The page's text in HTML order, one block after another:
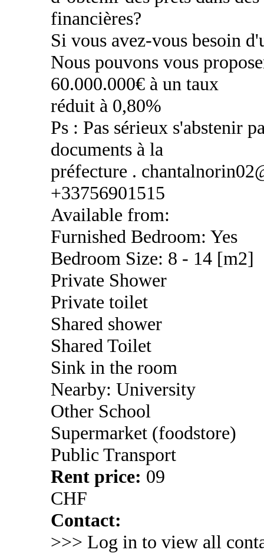
financières?
Si vous avez-vous besoin
Nous pouvons vous
60.000.000€ à un taux
réduit à 0,80%
Ps : Pas sérieux s'abstenir
documents à la
préfecture .
+33756901515
Available from:
Furnished Bedroom: Yes
Bedroom Size: 8 - 14 [m2]
Private Shower
Private toilet
Shared shower
Shared Toilet
Sink in the room
Nearby: University
Other School
Supermarket (foodstore)
Public Transport
Rent price: 09
CHF
Contact:
>>> Log in to view all